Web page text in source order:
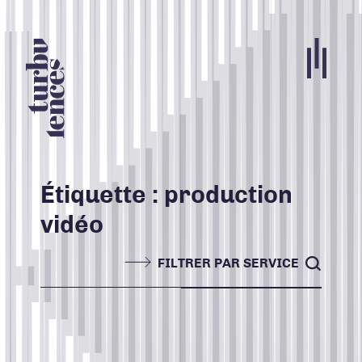
Portfolio
Carrières
Blogue
Contact
Étiquette : production
vidéo
FILTRER PAR SERVICE